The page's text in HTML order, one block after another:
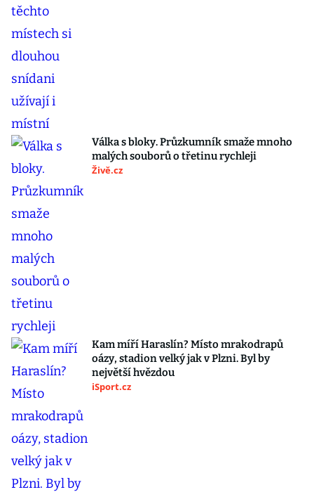
Válka s bloky. Průzkumník smaže mnoho
malých souborů o třetinu rychleji
Živě.cz
Kam míří Haraslín? Místo mrakodrapů
oázy, stadion velký jak v Plzni. Byl by
největší hvězdou
iSport.cz